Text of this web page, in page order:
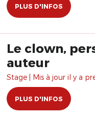
PLUS D'INFOS
Le clown,
auteur
Stage | Mis à jour il y a
PLUS D'INFOS